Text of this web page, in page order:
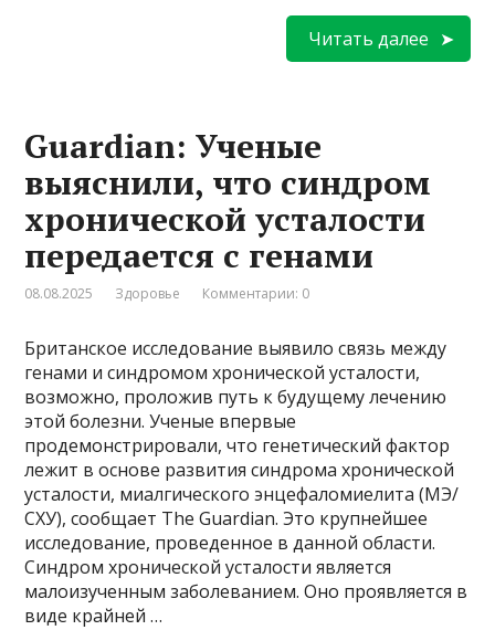
Читать далее
Guardian: Ученые
выяснили, что синдром
хронической усталости
передается с генами
08.08.2025 Здоровье Комментарии: 0
Британское исследование выявило связь между
генами и синдромом хронической усталости,
возможно, проложив путь к будущему лечению
этой болезни. Ученые впервые
продемонстрировали, что генетический фактор
лежит в основе развития синдрома хронической
усталости, миалгического энцефаломиелита (МЭ/
СХУ), сообщает The Guardian. Это крупнейшее
исследование, проведенное в данной области.
Синдром хронической усталости является
малоизученным заболеванием. Оно проявляется в
виде крайней …